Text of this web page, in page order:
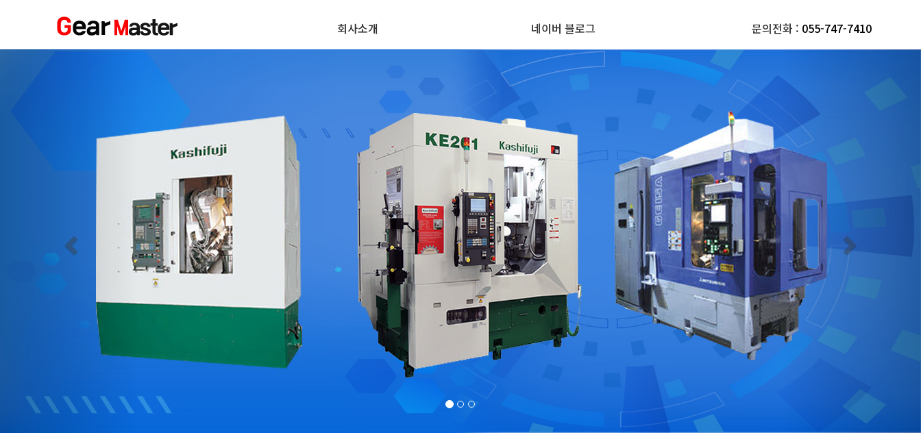
회사소개 네이버 블로그 문의전화 : 055-747-7410
기어치절 관련장비
&
일본 공작기계 전문